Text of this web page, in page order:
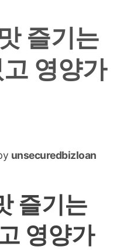
즐기는
영양가
unsecuredbizloan
즐기는
영양가